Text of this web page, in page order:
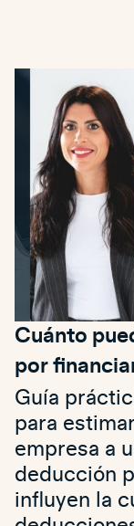
Cuánto
por
Guía
para
empresa a
deducción
influyen la